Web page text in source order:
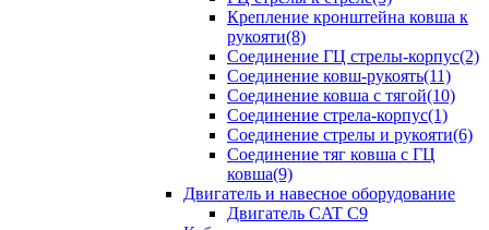
Крепление кронштейна ковша к
рукояти(8)
Соединение ГЦ стрелы-корпус(2)
Соединение ковш-рукоять(11)
Соединение ковша с тягой(10)
Соединение стрела-корпус(1)
Соединение стрелы и рукояти(6)
Соединение тяг ковша с ГЦ
ковша(9)
Двигатель и навесное оборудование
Двигатель CAT C9